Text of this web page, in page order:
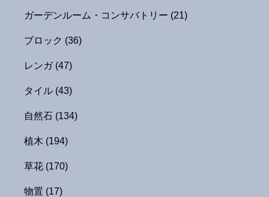
ガーデンルーム・コンサバトリー (21)
ブロック (36)
レンガ (47)
タイル (43)
自然石 (134)
植木 (194)
草花 (170)
物置 (17)